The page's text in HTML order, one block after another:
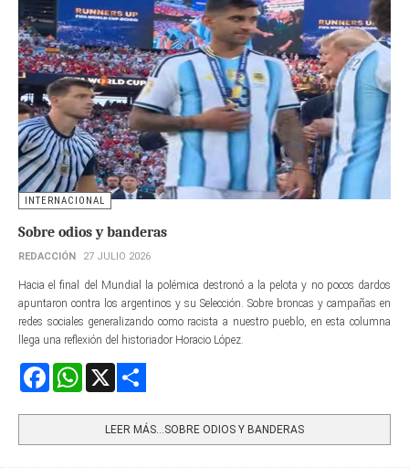
INTERNACIONAL
Sobre odios y banderas
REDACCIÓN 27 JULIO 2026
Hacia el final del Mundial la polémica destronó a la pelota y no pocos dardos
apuntaron contra los argentinos y su Selección. Sobre broncas y campañas en
redes sociales generalizando como racista a nuestro pueblo, en esta columna
llega una reflexión del historiador Horacio López.
FacebookWhatsApp
LEER MÁS…SOBRE ODIOS Y BANDERAS